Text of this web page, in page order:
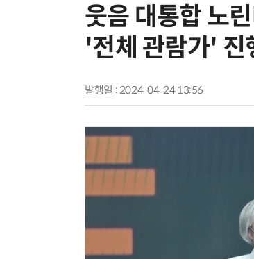
웃음 대통합 노
'전체 관람가' 진
발행일 : 2024-04-24 13:56